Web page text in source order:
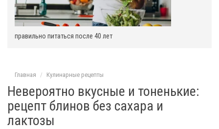
правильно питаться после 40 лет
Главная Кулинарные рецепты
Невероятно вкусные и тоненькие:
рецепт блинов без сахара и
лактозы